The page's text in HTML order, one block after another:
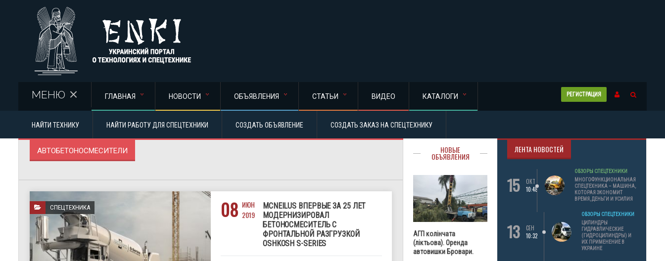
РЕГИСТРАЦИЯ
МЕНЮ ГЛАВНАЯ НОВОСТИ ОБЪЯВЛЕНИЯ СТАТЬИ ВИДЕО КАТАЛОГИ
НАЙТИ ТЕХНИКУ НАЙТИ РАБОТУ ДЛЯ СПЕЦТЕХНИКИ СОЗДАТЬ ОБЪЯВЛЕНИЕ СОЗДАТЬ ЗАКАЗ НА СПЕЦТЕХНИКУ
АВТОБЕТОНОСМЕСИТЕЛИ
СПЕЦТЕХНИКА 08 ИЮН
2019
MCNEILUS ВПЕРВЫЕ ЗА 25 ЛЕТ
МОДЕРНИЗИРОВАЛ
БЕТОНОСМЕСИТЕЛЬ С
ФРОНТАЛЬНОЙ РАЗГРУЗКОЙ
OSHKOSH S-SERIES
НОВЫЕ
ОБЪЯВЛЕНИЯ
АГП колінчата
(ліктьова). Оренда
автовишки Бровари.
ЛЕНТА НОВОСТЕЙ
15
ОКТ
10:48
ОБЗОРЫ СПЕЦТЕХНИКИ
МНОГОФУНКЦИОНАЛЬНАЯ
СПЕЦТЕХНИКА – МАШИНА,
КОТОРАЯ ЭКОНОМИТ
ВРЕМЯ, ДЕНЬГИ И УСИЛИЯ
13
СЕН
10:32
ОБЗОРЫ СПЕЦТЕХНИКИ
ЦИЛИНДРЫ
ГИДРАВЛИЧЕСКИЕ
(ГИДРОЦИЛИНДРЫ) И
ИХ ПРИМЕНЕНИЕ В
УКРАИНЕ